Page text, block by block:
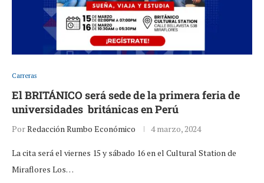
Carreras
El BRITÁNICO será sede de la primera feria de
universidades británicas en Perú
PorRedacción Rumbo Económico 4 marzo, 2024
La cita será el viernes 15 y sábado 16 en el Cultural Station de
Miraflores Los…